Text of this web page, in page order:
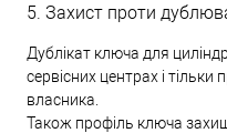
5. Захист проти
Дублікат ключа для
сервісних центрах і тільки
власника.
Також профіль ключа